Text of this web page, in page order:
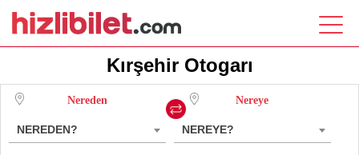
Kırşehir Otogarı
Nereden
NEREDEN?
Nereye
NEREYE?